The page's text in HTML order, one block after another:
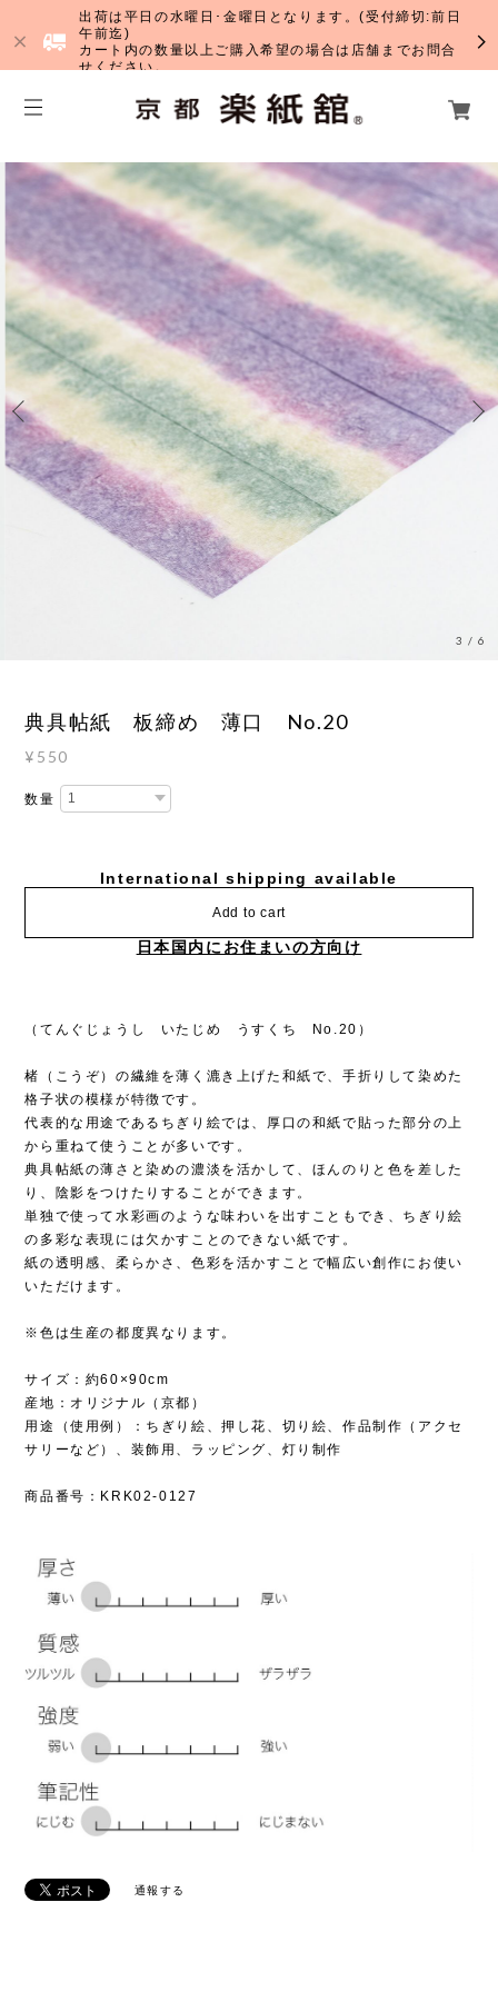
出荷は平日の水曜日･金曜日となります。(受付締切:前日
午前迄)
カート内の数量以上ご購入希望の場合は店舗までお問合
せください。
3 /6
典具帖紙 板締め 薄口 No.20
¥550
数量
International shipping available
Add to cart
日本国内にお住まいの方向け
（てんぐじょうし いたじめ うすくち No.20）
楮（こうぞ）の繊維を薄く漉き上げた和紙で、手折りして染めた
格子状の模様が特徴です。
代表的な用途であるちぎり絵では、厚口の和紙で貼った部分の上
から重ねて使うことが多いです。
典具帖紙の薄さと染めの濃淡を活かして、ほんのりと色を差した
り、陰影をつけたりすることができます。
単独で使って水彩画のような味わいを出すこともでき、ちぎり絵
の多彩な表現には欠かすことのできない紙です。
紙の透明感、柔らかさ、色彩を活かすことで幅広い創作にお使い
いただけます。
※色は生産の都度異なります。
サイズ：約60×90cm
産地：オリジナル（京都）
用途（使用例）：ちぎり絵、押し花、切り絵、作品制作（アクセ
サリーなど）、装飾用、ラッピング、灯り制作
商品番号：KRK02-0127
通報する